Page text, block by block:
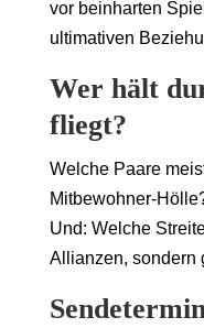
vor beinharten
ultimativen
Wer hält
fliegt?
Welche Paare
Mitbewohner-
Und: Welche
Allianzen, sondern